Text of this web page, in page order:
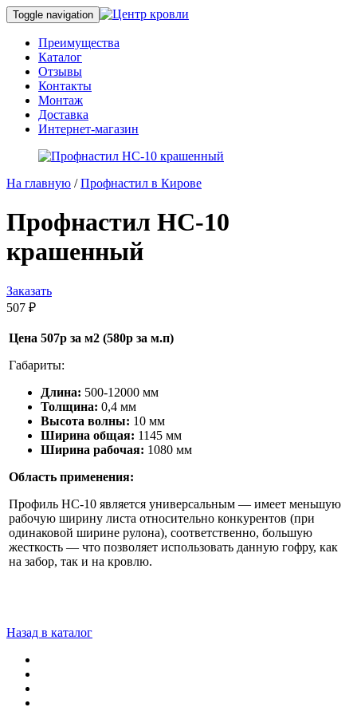
Toggle navigation
Преимущества
Каталог
Отзывы
Контакты
Монтаж
Доставка
Интернет-магазин
На главную /Профнастил в Кирове
Профнастил НС-10
крашенный
Заказать
507 ₽
Цена 507р за м2 (580р за м.п)
Габариты:
Длина: 500-12000 мм
Толщина: 0,4 мм
Высота волны: 10 мм
Ширина общая: 1145 мм
Ширина рабочая: 1080 мм
Область применения:
Профиль НС-10 является универсальным — имеет меньшую
рабочую ширину листа относительно конкурентов (при
одинаковой ширине рулона), соответственно, большую
жесткость — что позволяет использовать данную гофру, как
на забор, так и на кровлю.
Назад в каталог